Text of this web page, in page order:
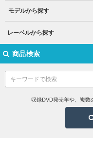
モデルから探す
レーベルから探す
商品検索
収録DVD発売年や、複数